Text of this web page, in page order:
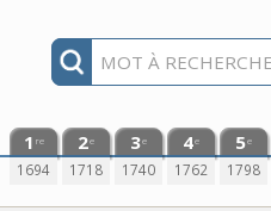
1 re
1694
2e
1718
3e
1740
4e
1762
5e
1798